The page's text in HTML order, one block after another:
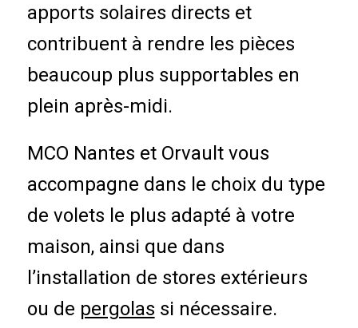
apports solaires directs et
contribuent à rendre les pièces
beaucoup plus supportables en
plein après-midi.
MCO Nantes et Orvault vous
accompagne dans le choix du type
de volets le plus adapté à votre
maison, ainsi que dans
l’installation de stores extérieurs
ou de pergolas si nécessaire.